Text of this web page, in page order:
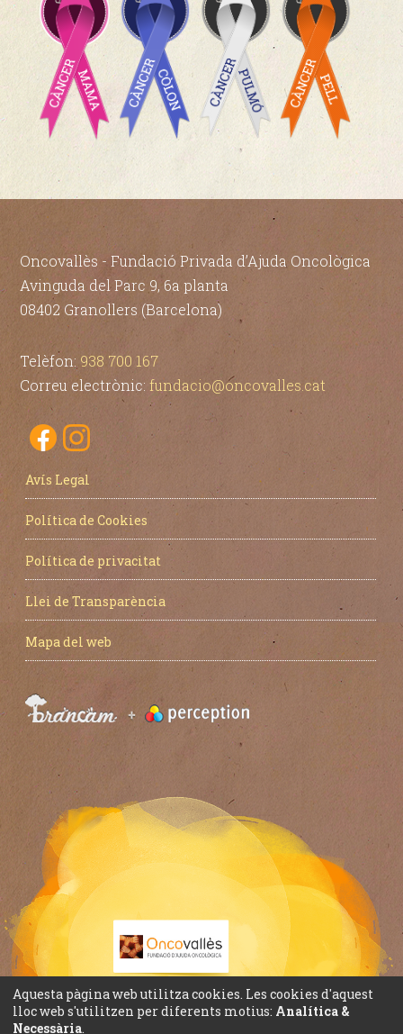
Oncovallès - Fundació Privada d’Ajuda Oncològica
Avinguda del Parc 9, 6a planta
08402 Granollers (Barcelona)
Telèfon: 938 700 167
Correu electrònic:fundacio@oncovalles.cat
Avís Legal
Política de Cookies
Política de privacitat
Llei de Transparència
Mapa del web
Aquesta pàgina web utilitza cookies. Les cookies d'aquest
lloc web s'utilitzen per diferents motius: Analítica &
Necessària.